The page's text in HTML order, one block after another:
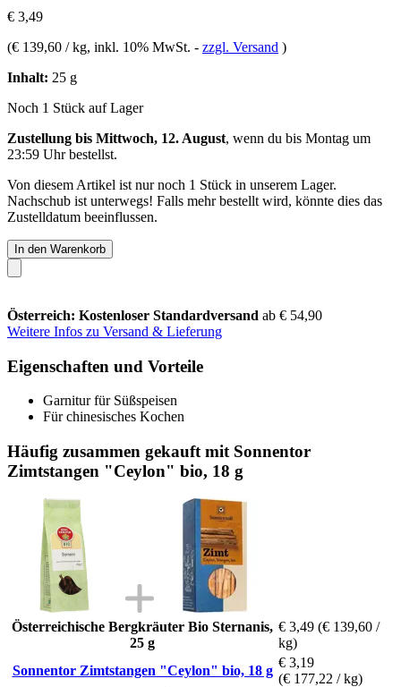
€ 3,49
(€ 139,60 / kg, inkl. 10% MwSt. - zzgl. Versand )
Inhalt: 25 g
Noch 1 Stück auf Lager
Zustellung bis Mittwoch, 12. August, wenn du bis Montag um
23:59 Uhrbestellst.
Von diesem Artikel ist nur noch 1 Stück in unserem Lager.
Nachschub ist unterwegs! Falls mehr bestellt wird, könnte dies das
Zustelldatum beeinflussen.
In den Warenkorb
Österreich: Kostenloser Standardversand ab € 54,90
Weitere Infos zu Versand & Lieferung
Eigenschaften und Vorteile
Garnitur für Süßspeisen
Für chinesisches Kochen
Häufig zusammen gekauft mit Sonnentor
Zimtstangen "Ceylon" bio, 18 g
Österreichische Bergkräuter Bio Sternanis,
25 g
€ 3,49 (€ 139,60 /
kg)
Sonnentor Zimtstangen "Ceylon" bio, 18 g
€ 3,19
(€ 177,22 / kg)